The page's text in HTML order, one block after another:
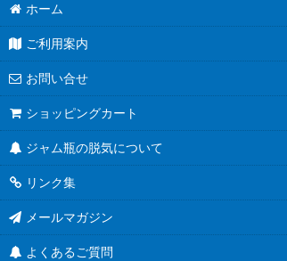
ホーム
ご利用案内
お問い合せ
ショッピングカート
ジャム瓶の脱気について
リンク集
メールマガジン
よくあるご質問